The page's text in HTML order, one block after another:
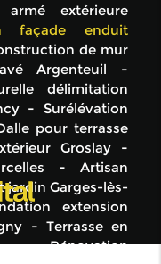
extérieure
façade enduit
de mur
Argenteuil
délimitation
Surélévation
pour terrasse
Groslay
Artisan
Garges-lès-
extension
Terrasse en
Rénovation